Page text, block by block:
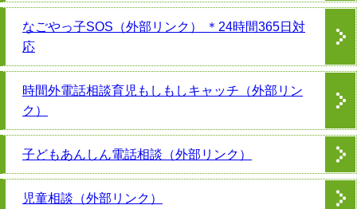
なごやっ子SOS（外部リンク） ＊24時間365日対
応
時間外電話相談育児もしもしキャッチ（外部リン
ク）
子どもあんしん電話相談（外部リンク）
児童相談（外部リンク）